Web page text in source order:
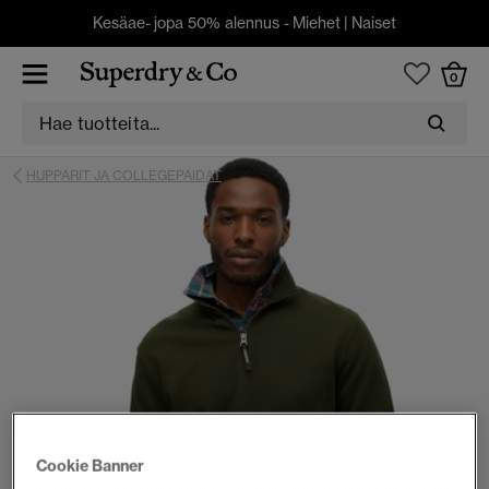
Kesäae- jopa 50% alennus - Miehet | Naiset
0
HUPPARIT JA COLLEGEPAIDAT
Cookie Banner